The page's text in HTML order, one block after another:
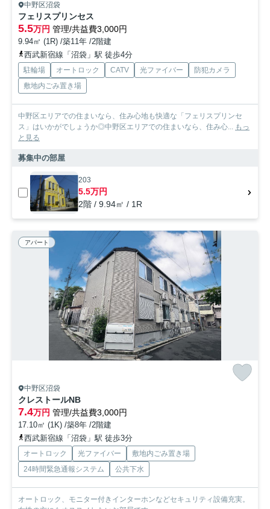
中野区沼袋
フェリスプリンセス
5.5万円 管理/共益費3,000円
9.94㎡ (1R) /築11年 /2階建
西武新宿線「沼袋」駅 徒歩4分
駐輪場 オートロック CATV 光ファイバー
防犯カメラ
敷地内ごみ置き場
中野区エリアでの住まいなら、住み心地も快適な「フェリスプリンセ
ス」はいかがでしょうか◎中野区エリアでの住まいなら、住み心... もっ
と見る
募集中の部屋
203
5.5万円
2階 / 9.94㎡ / 1R
アパート
中野区沼袋
クレストールNB
7.4万円 管理/共益費3,000円
17.10㎡ (1K) /築8年 /2階建
西武新宿線「沼袋」駅 徒歩3分
オートロック 光ファイバー
敷地内ごみ置き場
24時間緊急通報システム
公共下水
オートロック、モニター付きインターホンなどセキュリティ設備充実。